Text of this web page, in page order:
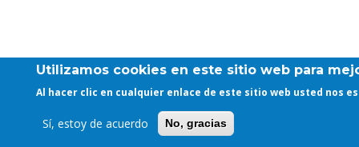
Utilizamos cookies en este sitio web para
Al hacer clic en cualquier enlace de este sitio web usted nos
Sí, estoy de acuerdo No, gracias